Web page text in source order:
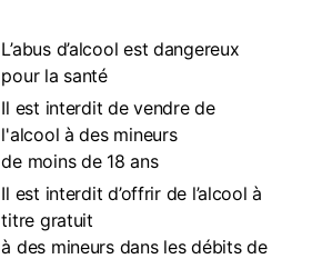
L’abus d’alcool est dangereux
pour la santé
Il est interdit de vendre de
l'alcool à des mineurs
de moins de 18 ans
Il est interdit d’offrir de l’alcool à
titre gratuit
à des mineurs dans les débits de